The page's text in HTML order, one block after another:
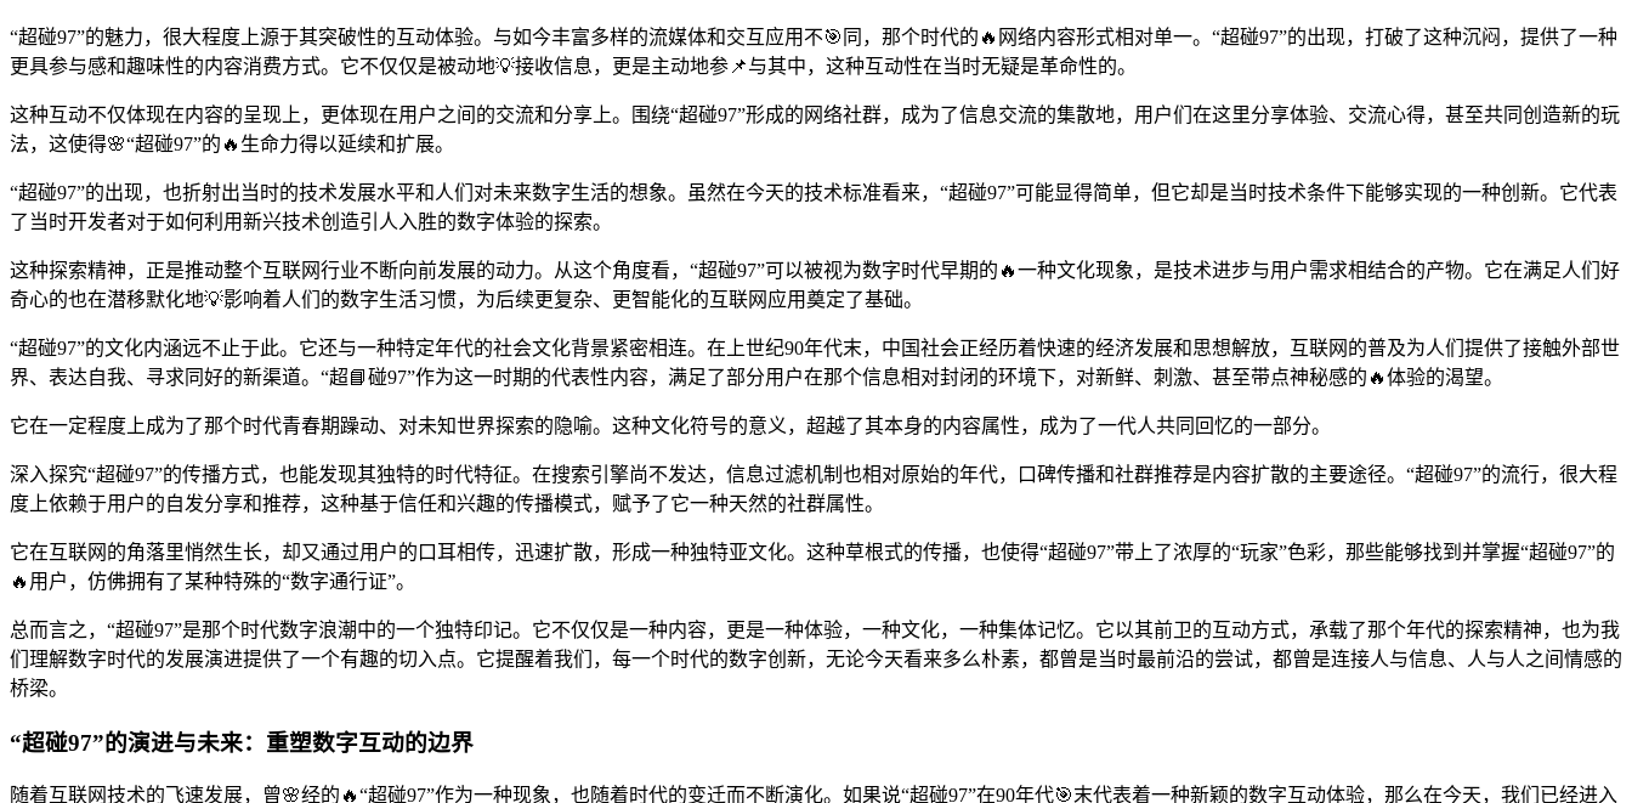
“超碰97”的魅力，很大程度上源于其突破性的互动体验。与如今丰富多样的流媒体和交互应用不🎯同，那个时代的🔥网络内容形式相对单一。“超碰97”的出现，打破了这种沉闷，提供了一种
更具参与感和趣味性的内容消费方式。它不仅仅是被动地💡接收信息，更是主动地参📌与其中，这种互动性在当时无疑是革命性的。
这种互动不仅体现在内容的呈现上，更体现在用户之间的交流和分享上。围绕“超碰97”形成的网络社群，成为了信息交流的集散地，用户们在这里分享体验、交流心得，甚至共同创造新的玩
法，这使得🌸“超碰97”的🔥生命力得以延续和扩展。
“超碰97”的出现，也折射出当时的技术发展水平和人们对未来数字生活的想象。虽然在今天的技术标准看来，“超碰97”可能显得简单，但它却是当时技术条件下能够实现的一种创新。它代表
了当时开发者对于如何利用新兴技术创造引人入胜的数字体验的探索。
这种探索精神，正是推动整个互联网行业不断向前发展的动力。从这个角度看，“超碰97”可以被视为数字时代早期的🔥一种文化现象，是技术进步与用户需求相结合的产物。它在满足人们好
奇心的也在潜移默化地💡影响着人们的数字生活习惯，为后续更复杂、更智能化的互联网应用奠定了基础。
“超碰97”的文化内涵远不止于此。它还与一种特定年代的社会文化背景紧密相连。在上世纪90年代末，中国社会正经历着快速的经济发展和思想解放，互联网的普及为人们提供了接触外部世
界、表达自我、寻求同好的新渠道。“超📘碰97”作为这一时期的代表性内容，满足了部分用户在那个信息相对封闭的环境下，对新鲜、刺激、甚至带点神秘感的🔥体验的渴望。
它在一定程度上成为了那个时代青春期躁动、对未知世界探索的隐喻。这种文化符号的意义，超越了其本身的内容属性，成为了一代人共同回忆的一部分。
深入探究“超碰97”的传播方式，也能发现其独特的时代特征。在搜索引擎尚不发达，信息过滤机制也相对原始的年代，口碑传播和社群推荐是内容扩散的主要途径。“超碰97”的流行，很大程
度上依赖于用户的自发分享和推荐，这种基于信任和兴趣的传播模式，赋予了它一种天然的社群属性。
它在互联网的角落里悄然生长，却又通过用户的口耳相传，迅速扩散，形成一种独特亚文化。这种草根式的传播，也使得“超碰97”带上了浓厚的“玩家”色彩，那些能够找到并掌握“超碰97”的
🔥用户，仿佛拥有了某种特殊的“数字通行证”。
总而言之，“超碰97”是那个时代数字浪潮中的一个独特印记。它不仅仅是一种内容，更是一种体验，一种文化，一种集体记忆。它以其前卫的互动方式，承载了那个年代的探索精神，也为我
们理解数字时代的发展演进提供了一个有趣的切入点。它提醒着我们，每一个时代的数字创新，无论今天看来多么朴素，都曾是当时最前沿的尝试，都曾是连接人与信息、人与人之间情感的
桥梁。
“超碰97”的演进与未来：重塑数字互动的边界
随着互联网技术的飞速发展，曾🌸经的🔥“超碰97”作为一种现象，也随着时代的变迁而不断演化。如果说“超碰97”在90年代🎯末代表着一种新颖的数字互动体验，那么在今天，我们已经进入